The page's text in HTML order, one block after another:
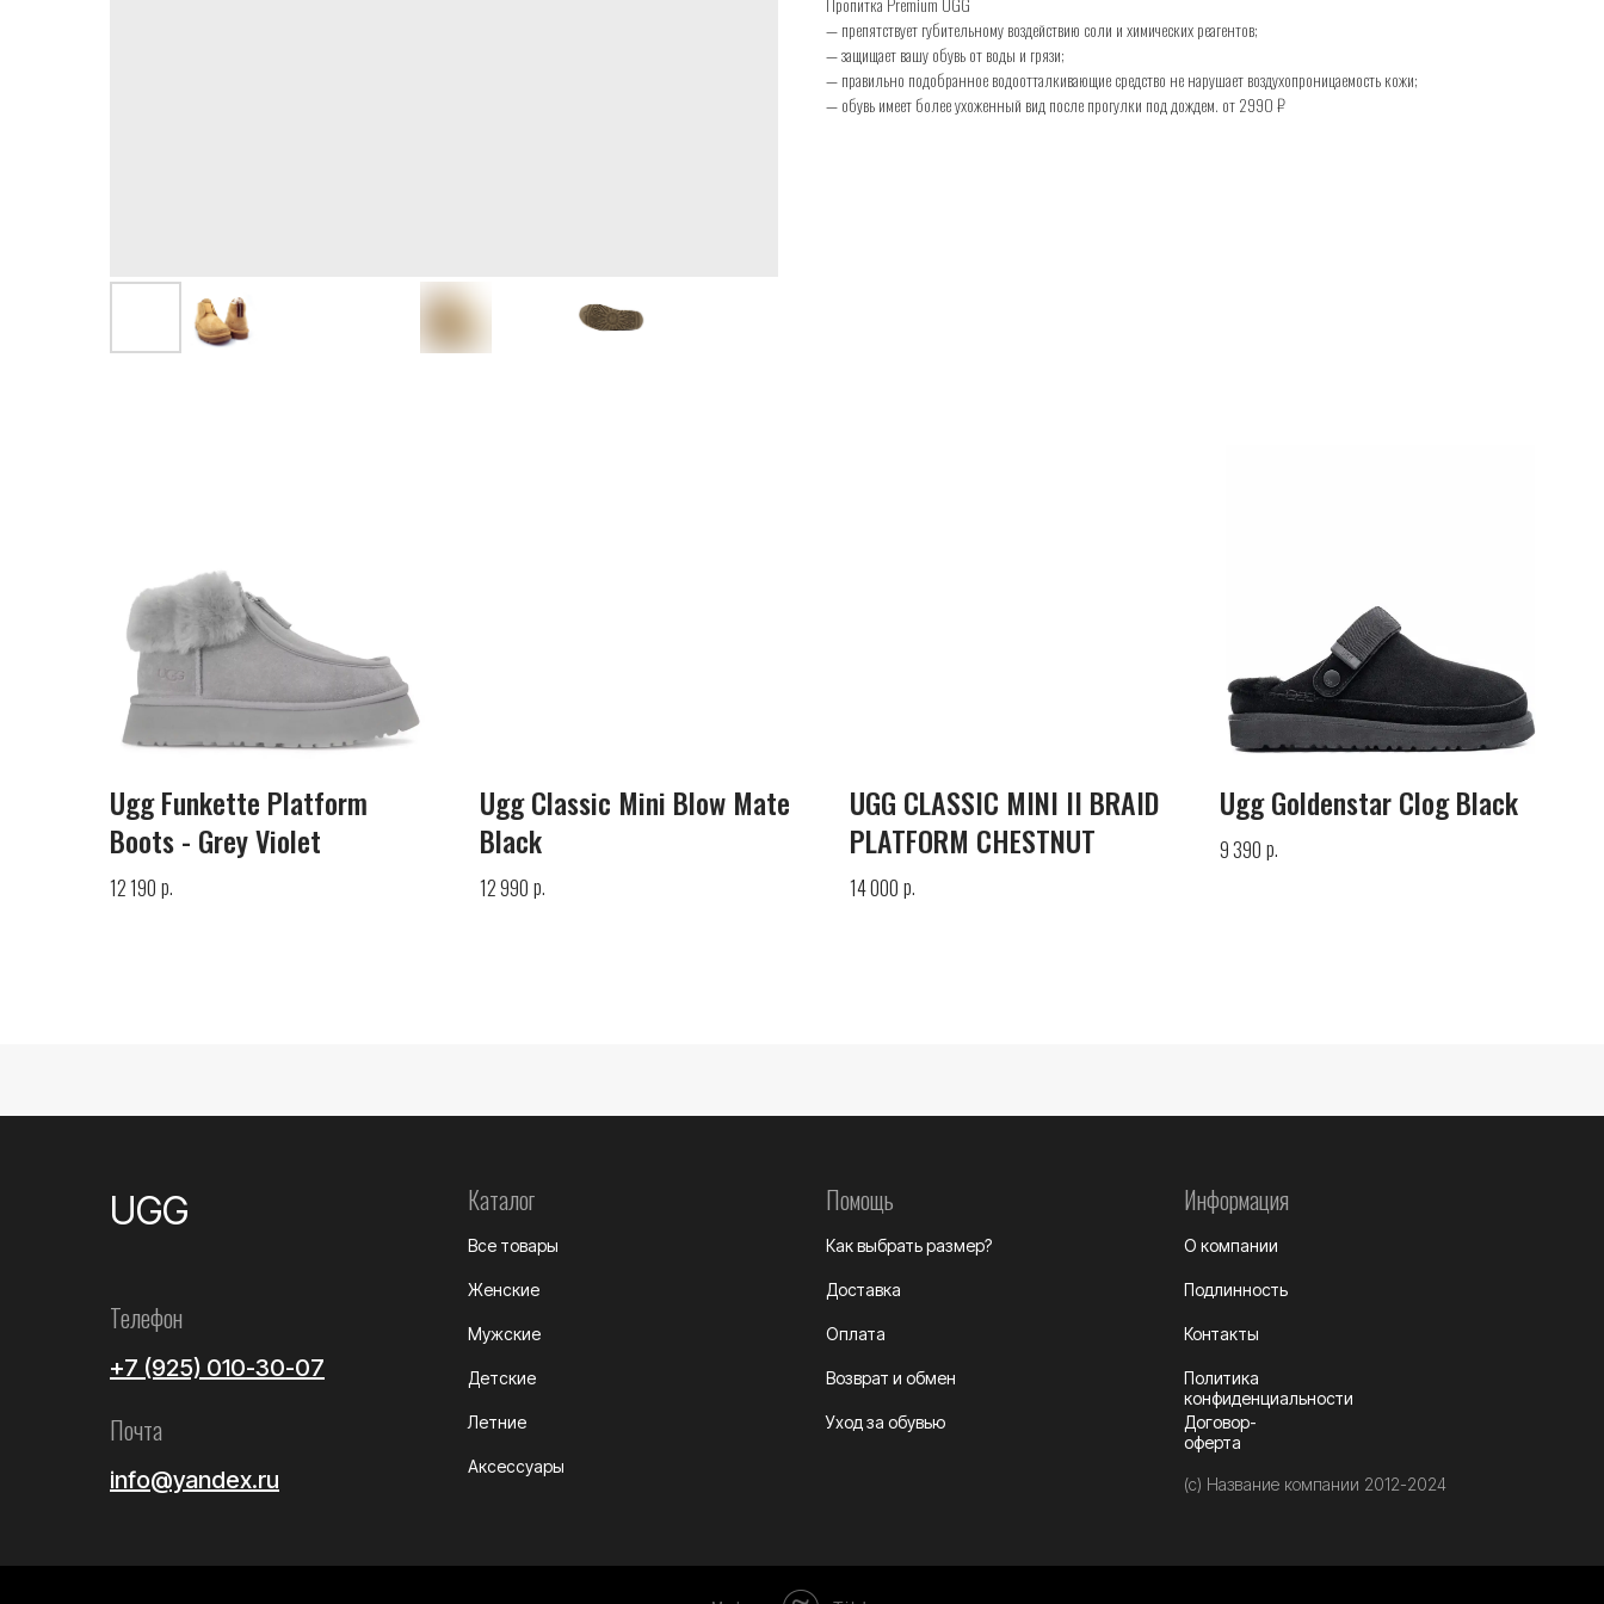
— препятствует губительному воздействию соли и химических реагентов;
— защищает вашу обувь от воды и грязи;
— правильно подобранное водоотталкивающие средство не нарушает воздухопроницаемость кожи;
— обувь имеет более ухоженный вид после прогулки под дождем. от 2990 ₽
Ugg Funkette Platform
Boots - Grey Violet
12 190 р.
Ugg Classic Mini Blow Mate
Black
12 990 р.
UGG CLASSIC MINI II BRAID
PLATFORM CHESTNUT
14 000 р.
Ugg Goldenstar Clog Black
9 390 р.
UGG Каталог
Телефон
Почта
Помощь Информация
Все товары
Женские
Мужские
Детские
Летние
Аксессуары
Как выбрать размер?
Доставка
Оплата
Возврат и обмен
Уход за обувью
(c) Название компании 2012-2024
О компании
Контакты
Политика
конфиденциальности
Договор-
оферта
+7 (925) 010-30-07
info@yandex.ru
Подлинность